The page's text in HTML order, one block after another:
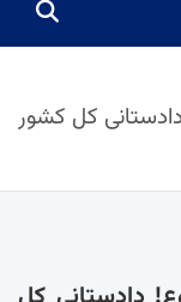
کل کشور